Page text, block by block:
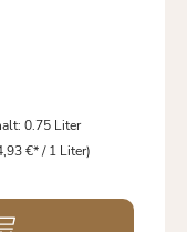
0.75 Liter
€* / 1 Liter)